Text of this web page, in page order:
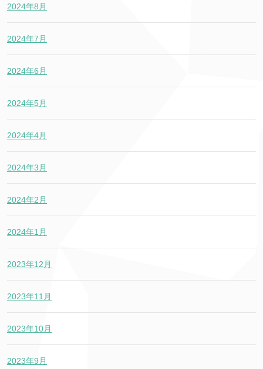
2024年8月
2024年7月
2024年6月
2024年5月
2024年4月
2024年3月
2024年2月
2024年1月
2023年12月
2023年11月
2023年10月
2023年9月